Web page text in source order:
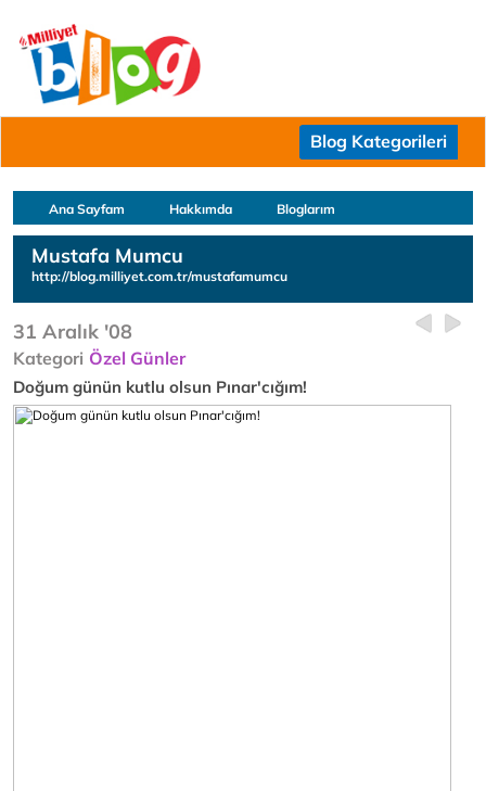
Blog Kategorileri
Ana Sayfam Hakkımda Bloglarım
Mustafa Mumcu
http://blog.milliyet.com.tr/mustafamumcu
31 Aralık '08
Kategori Özel Günler
Doğum günün kutlu olsun Pınar'cığım!